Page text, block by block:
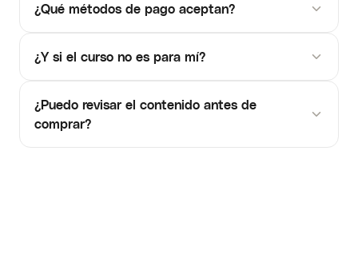
¿Qué métodos de pago aceptan?
¿Y si el curso no es para mí?
¿Puedo revisar el contenido antes de
comprar?